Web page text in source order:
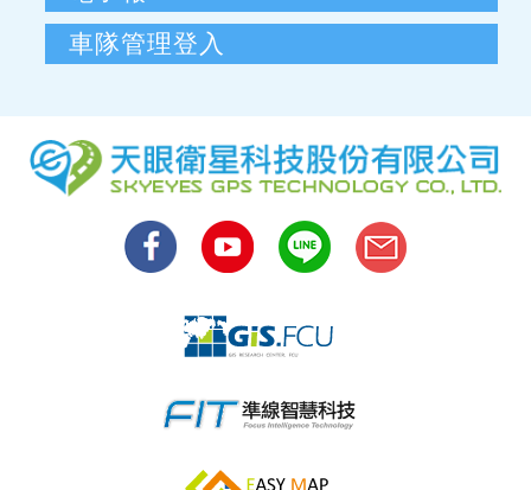
車隊管理登入